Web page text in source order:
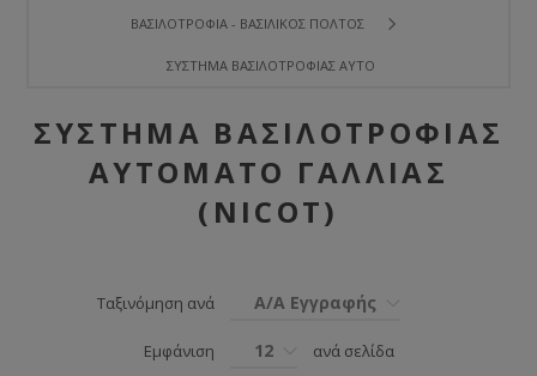
ΒΑΣΙΛΟΤΡΟΦΊΑ - ΒΑΣΙΛΙΚΌΣ ΠΟΛΤΌΣ
ΣΎΣΤΗΜΑ ΒΑΣΙΛΟΤΡΟΦΊΑΣ ΑΥΤΌΜΑΤΟ ΓΑΛΛΊΑΣ (NICOT)
ΣΎΣΤΗΜΑ ΒΑΣΙΛΟΤΡΟΦΊΑΣ
ΑΥΤΌΜΑΤΟ ΓΑΛΛΊΑΣ
(NICOT)
Ταξινόμηση ανά Α/Α Εγγραφής
Εμφάνιση 12 ανά σελίδα